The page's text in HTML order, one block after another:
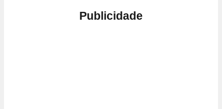
Publicidade